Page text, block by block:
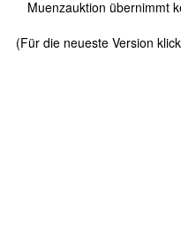
Muenzauktion übernimmt
(Für die neueste Version